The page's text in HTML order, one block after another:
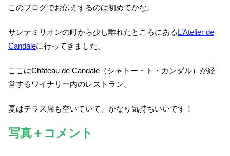
このブログでお伝えするのは初めてかな。
サンテミリオンの町から少し離れたところにあるL’Atelier de
Candaleに行ってきました。
ここはChâteau de Candale（シャトー・ド・カンダル）が経
営するワイナリー内のレストラン。
夏はテラス席も空いていて、かなり気持ちいいです！
写真＋コメント